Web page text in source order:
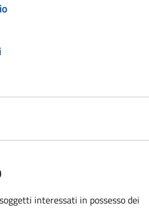
interessati in possesso dei